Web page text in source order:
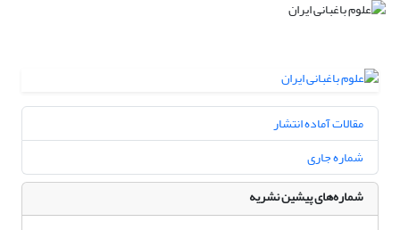
مقالات آماده انتشار
شماره جاری
شماره‌های پیشین نشریه